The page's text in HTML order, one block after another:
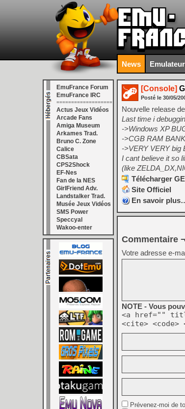
News
EmuFrance Forum
EmuFrance IRC
===================
Actus Jeux Vidéos
Arcade Fans
Amiga Museum
Arkames Trad.
Bruno C. Zone
Calice
CBSata
CPS2Shock
EF-Nes
Fan de la NES
GirlFriend Adv.
Landstalker Trad.
Musée Jeux Vidéos
SMS Power
Speccyal
Wakoo-enter
[Console]
Posté le 30/05/
Nouvelle release
Last time i
->Windows XP
->CGB RAM
->VERY VERY big
I cant believe it so
(like
Télécharger
Site Officiel
En savoir
Commentaire ¬
Votre adresse e-
NOTE - Vous
<a href=""
<cite>
Prévenez-moi de